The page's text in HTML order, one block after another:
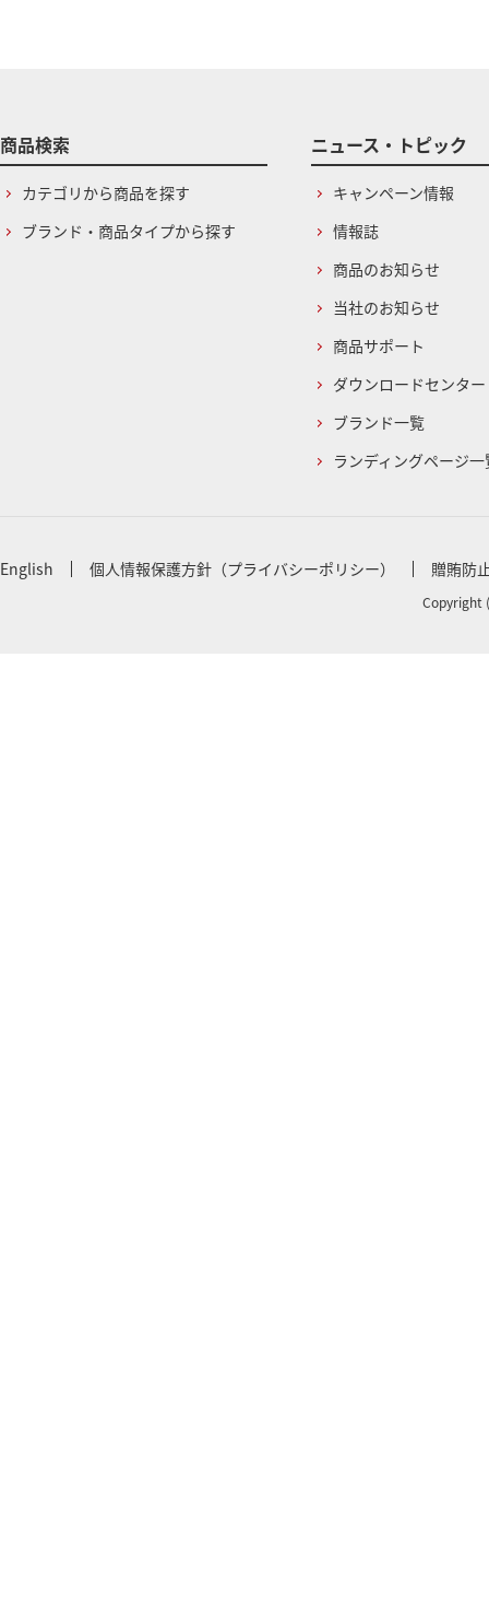
商品検索
カテゴリから商品を探す
ブランド・商品タイプから探す
ニュース・トピック
キャンペーン情報
情報誌
商品のお知らせ
当社のお知らせ
商品サポート
ダウンロードセンター
ブランド一覧
ランディングページ一
English 個人情報保護方針（プライバシーポリシー） 贈賄防
Copyright